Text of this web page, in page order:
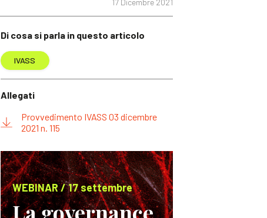
17 Dicembre 2021
Di cosa si parla in questo articolo
IVASS
Allegati
Provvedimento IVASS 03 dicembre
2021 n. 115
WEBINAR / 17 settembre
La governance